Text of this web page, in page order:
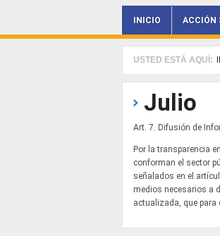
Main menu
INICIO ACCIÓN
USTED ESTÁ AQUÍ:
Julio
Art. 7. Difusión de
Por la transparencia
conforman el sector
señalados en el
medios necesarios a
actualizada, que para